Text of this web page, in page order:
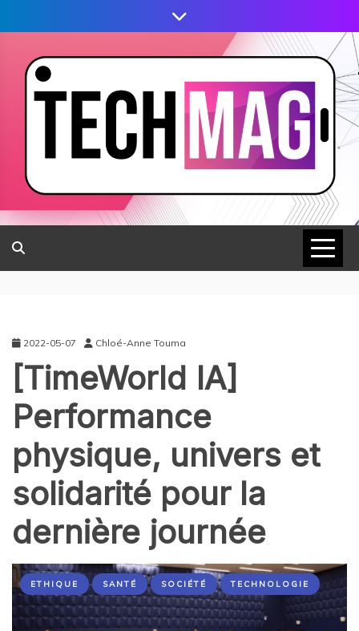
2022-05-07 Chloé-Anne Touma
[TimeWorld IA]
Performance
physique, univers et
solidarité pour la
dernière journée
ETHIQUE SANTÉ SOCIÉTÉ TECHNOLOGIE